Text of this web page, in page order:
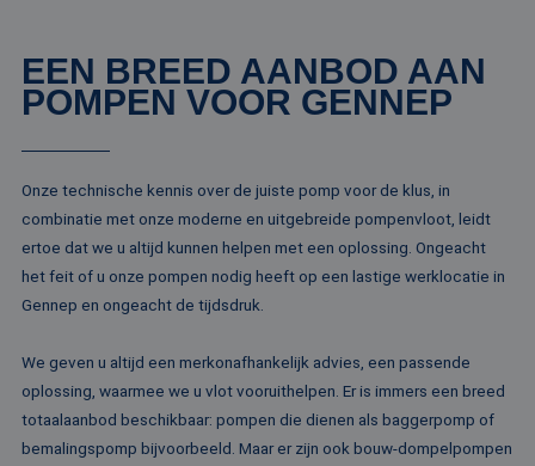
EEN BREED AANBOD AAN
POMPEN VOOR GENNEP
Onze technische kennis over de juiste pomp voor de klus, in
combinatie met onze moderne en uitgebreide pompenvloot, leidt
ertoe dat we u altijd kunnen helpen met een oplossing. Ongeacht
het feit of u onze pompen nodig heeft op een lastige werklocatie in
Gennep en ongeacht de tijdsdruk.
We geven u altijd een merkonafhankelijk advies, een passende
oplossing, waarmee we u vlot vooruithelpen. Er is immers een breed
totaalaanbod beschikbaar: pompen die dienen als baggerpomp of
bemalingspomp bijvoorbeeld. Maar er zijn ook bouw-dompelpompen